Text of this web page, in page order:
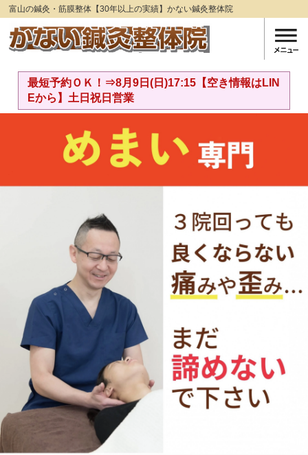
富山の鍼灸・筋膜整体【30年以上の実績】かない鍼灸整体院
最短予約ＯＫ！⇒8月9日(日)17:15【空き情報はLIN
Eから】土日祝日営業